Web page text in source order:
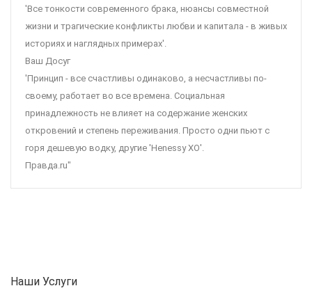
'Все тонкости современного брака, нюансы совместной
жизни и трагические конфликты любви и капитала - в живых
историях и наглядных примерах'.
Ваш Досуг
'Принцип - все счастливы одинаково, а несчастливы по-
своему, работает во все времена. Социальная
принадлежность не влияет на содержание женских
откровений и степень переживания. Просто одни пьют с
горя дешевую водку, другие 'Henessy ХО'.
Правда.ru"
Наши Услуги